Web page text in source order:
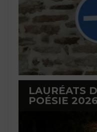
LAURÉATS
POÉSIE 2026